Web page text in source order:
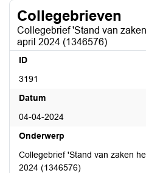
Collegebrieven
Collegebrief 'Stand van
april 2024 (1346576)
ID
3191
Datum
04-04-2024
Onderwerp
Collegebrief 'Stand van zaken
2024 (1346576)